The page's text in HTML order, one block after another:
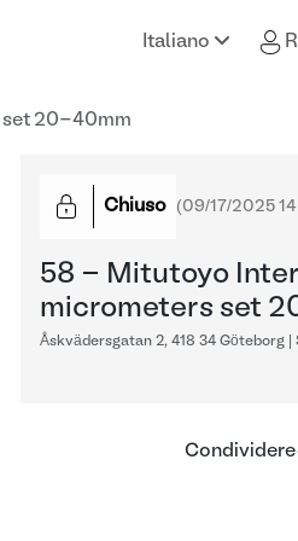
Italiano
set 20-40mm
Chiuso (09/17/2025
58 - Mitutoyo
micrometers set
Åskvädersgatan 2, 418 34 Göteborg |
Condividere